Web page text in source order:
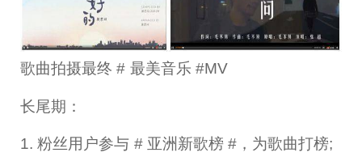
歌曲拍摄最终 # 最美音乐 #MV
长尾期：
1. 粉丝用户参与 # 亚洲新歌榜 #，为歌曲打榜;